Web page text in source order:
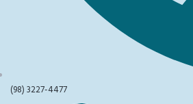
(98) 3227-4477